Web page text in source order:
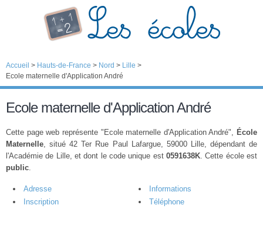
Accueil > Hauts-de-France > Nord > Lille >
Ecole maternelle d'Application André
Ecole maternelle d'Application André
Cette page web représente "Ecole maternelle d'Application André", École
Maternelle, situé 42 Ter Rue Paul Lafargue, 59000 Lille, dépendant de
l'Académie de Lille, et dont le code unique est 0591638K. Cette école est
public.
Adresse
Informations
Inscription
Téléphone